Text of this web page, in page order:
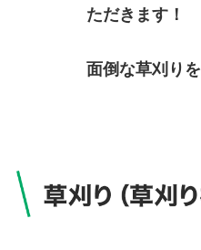
ただきます！
面倒な草刈りを